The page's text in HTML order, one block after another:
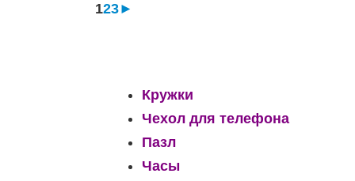
123►
Кружки
Чехол для телефона
Пазл
Часы